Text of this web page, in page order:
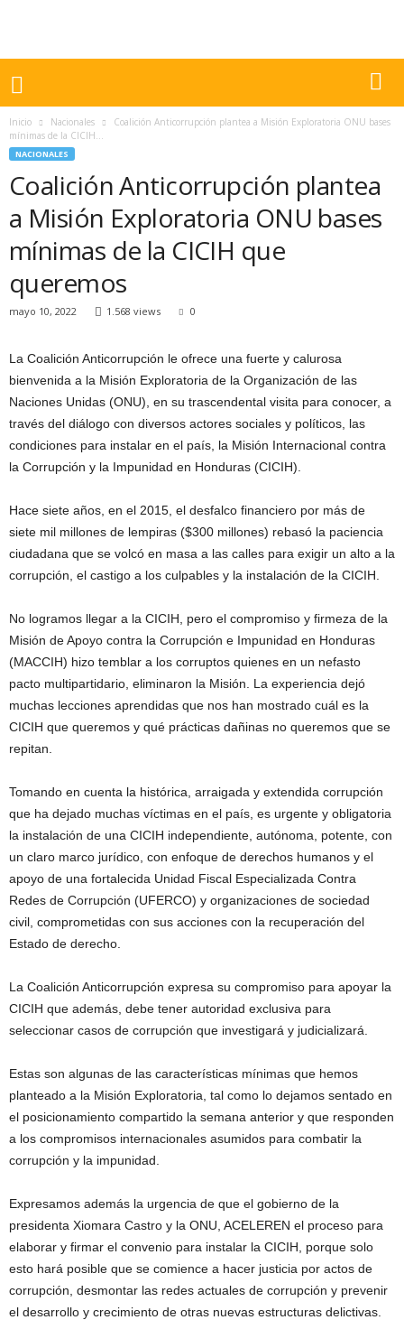
Inicio Nacionales
Coalición Anticorrupción plantea a Misión Exploratoria ONU bases
mínimas de la CICIH...
NACIONALES
Coalición Anticorrupción plantea
a Misión Exploratoria ONU bases
mínimas de la CICIH que
queremos
mayo 10, 2022 1.568 views 0
La Coalición Anticorrupción le ofrece una fuerte y calurosa
bienvenida a la Misión Exploratoria de la Organización de las
Naciones Unidas (ONU), en su trascendental visita para conocer, a
través del diálogo con diversos actores sociales y políticos, las
condiciones para instalar en el país, la Misión Internacional contra
la Corrupción y la Impunidad en Honduras (CICIH).
Hace siete años, en el 2015, el desfalco financiero por más de
siete mil millones de lempiras ($300 millones) rebasó la paciencia
ciudadana que se volcó en masa a las calles para exigir un alto a la
corrupción, el castigo a los culpables y la instalación de la CICIH.
No logramos llegar a la CICIH, pero el compromiso y firmeza de la
Misión de Apoyo contra la Corrupción e Impunidad en Honduras
(MACCIH) hizo temblar a los corruptos quienes en un nefasto
pacto multipartidario, eliminaron la Misión. La experiencia dejó
muchas lecciones aprendidas que nos han mostrado cuál es la
CICIH que queremos y qué prácticas dañinas no queremos que se
repitan.
Tomando en cuenta la histórica, arraigada y extendida corrupción
que ha dejado muchas víctimas en el país, es urgente y obligatoria
la instalación de una CICIH independiente, autónoma, potente, con
un claro marco jurídico, con enfoque de derechos humanos y el
apoyo de una fortalecida Unidad Fiscal Especializada Contra
Redes de Corrupción (UFERCO) y organizaciones de sociedad
civil, comprometidas con sus acciones con la recuperación del
Estado de derecho.
La Coalición Anticorrupción expresa su compromiso para apoyar la
CICIH que además, debe tener autoridad exclusiva para
seleccionar casos de corrupción que investigará y judicializará.
Estas son algunas de las características mínimas que hemos
planteado a la Misión Exploratoria, tal como lo dejamos sentado en
el posicionamiento compartido la semana anterior y que responden
a los compromisos internacionales asumidos para combatir la
corrupción y la impunidad.
Expresamos además la urgencia de que el gobierno de la
presidenta Xiomara Castro y la ONU, ACELEREN el proceso para
elaborar y firmar el convenio para instalar la CICIH, porque solo
esto hará posible que se comience a hacer justicia por actos de
corrupción, desmontar las redes actuales de corrupción y prevenir
el desarrollo y crecimiento de otras nuevas estructuras delictivas.